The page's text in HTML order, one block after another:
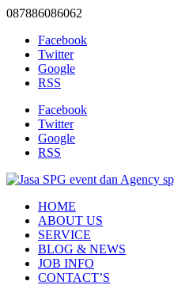
087886086062
Facebook
Twitter
Google
RSS
Facebook
Twitter
Google
RSS
HOME
ABOUT US
SERVICE
BLOG & NEWS
JOB INFO
CONTACT’S